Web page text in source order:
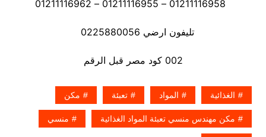
تليفون ارضي 0225880056
002 كود مصر قبل الرقم
الغذائية المواد تعبئة مكن
مكن مهندس منسي تعبئة المواد الغذائية منسي